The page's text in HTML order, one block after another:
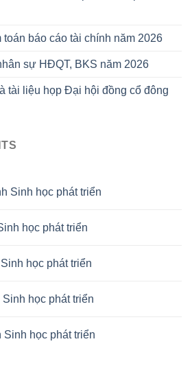
báo cáo tài chính năm 2026
sự HĐQT, BKS năm 2026
tài liệu họp Đại hội đồng cổ đông
Sinh học phát triển
học phát triển
học phát triển
học phát triển
Sinh học phát triển